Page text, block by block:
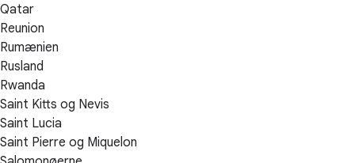
Qatar
Reunion
Rumænien
Rusland
Rwanda
Saint Kitts og Nevis
Saint Lucia
Saint Pierre og Miquelon